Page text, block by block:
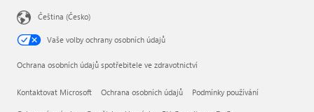
Čeština (Česko)
Vaše volby ochrany osobních údajů
Ochrana osobních údajů spotřebitele ve zdravotnictví
Kontaktovat Microsoft Ochrana osobních údajů Podmínky používání